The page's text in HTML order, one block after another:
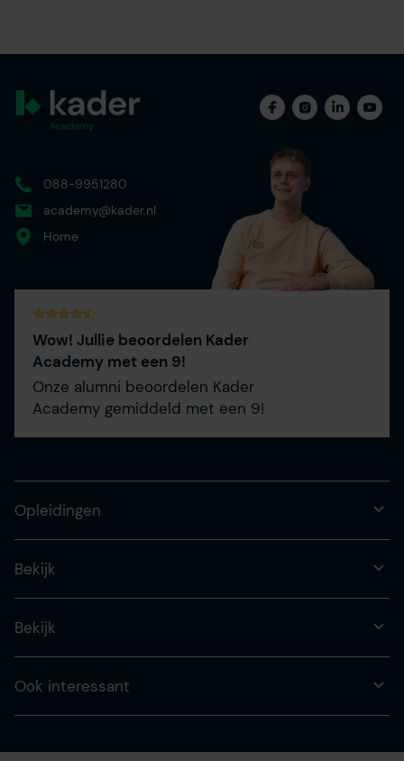
088-9951280
academy@kader.nl
Home
Wow! Jullie beoordelen Kader
Academy met een 9!
Onze alumni beoordelen Kader
Academy gemiddeld met een 9!
Opleidingen
Bekijk
Bekijk
Ook interessant